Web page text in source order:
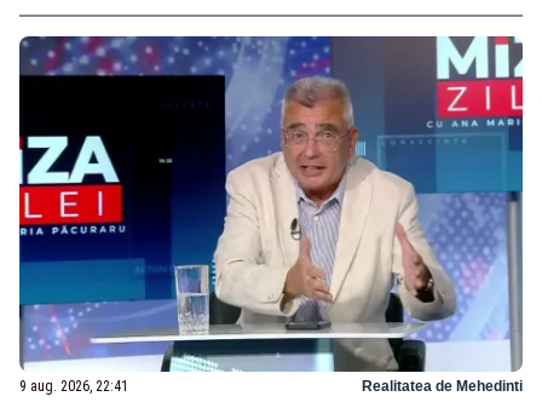
9 aug. 2026, 22:41 Realitatea de Mehedinti